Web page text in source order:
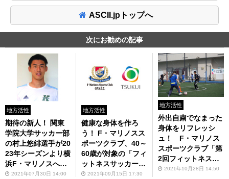
ASCII.jpトップへ
次にお勧めの記事
地方活性
期待の新人！ 関東
学院大学サッカー部
の村上悠緋選手が20
23年シーズンより横
浜F・マリノスへ加
入内定
2021年07月30日 14:00
地方活性
健康な身体を作ろ
う！ F・マリノスス
ポーツクラブ、40～
60歳が対象の「フィ
ットネスサッカー教
室」2021年09月15日 17:30
地方活性
外出自粛でなまった
身体をリフレッシ
ュ！ F・マリノス
スポーツクラブ「第
2回フィットネスサ
ッカー教室partnere
2021年10月28日 14:50